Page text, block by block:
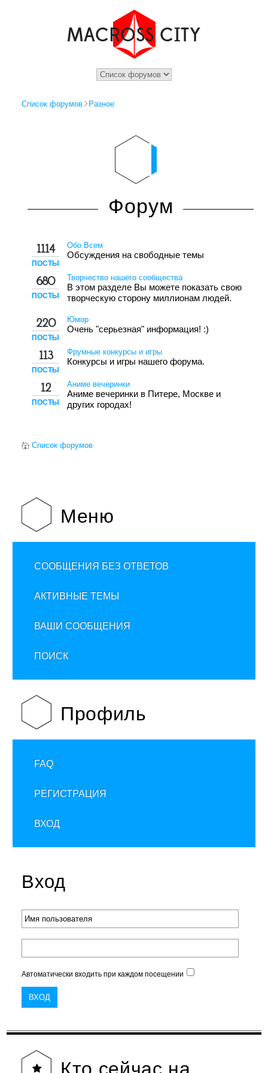
Список форумов Разное
Форум
1114
ПОСТЫ
Обо Всем
Обсуждения на свободные темы
680
ПОСТЫ
Творчество нашего сообщества
В этом разделе Вы можете показать свою
творческую сторону миллионам людей.
220
ПОСТЫ
Юмор
Очень "серьезная" информация! :)
113
ПОСТЫ
Фрумные конкурсы и игры
Конкурсы и игры нашего форума.
12
ПОСТЫ
Аниме вечеринки
Аниме вечеринки в Питере, Москве и
других городах!
Список форумов
Меню
СООБЩЕНИЯ БЕЗ ОТВЕТОВ
АКТИВНЫЕ ТЕМЫ
ВАШИ СООБЩЕНИЯ
ПОИСК
Профиль
FAQ
РЕГИСТРАЦИЯ
ВХОД
Вход
Автоматически входить при каждом посещении